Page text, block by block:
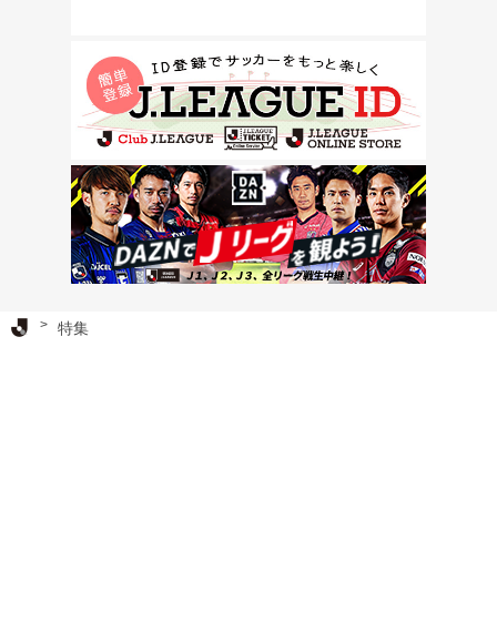
Ｊリーグ TOP
特集